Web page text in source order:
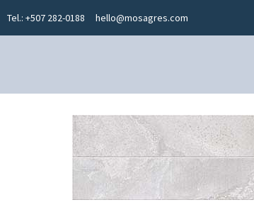
Tel.: +507 282-0188 hello@mosagres.com